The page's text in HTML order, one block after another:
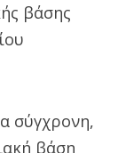
βάσης
σύγχρονη,
βάση